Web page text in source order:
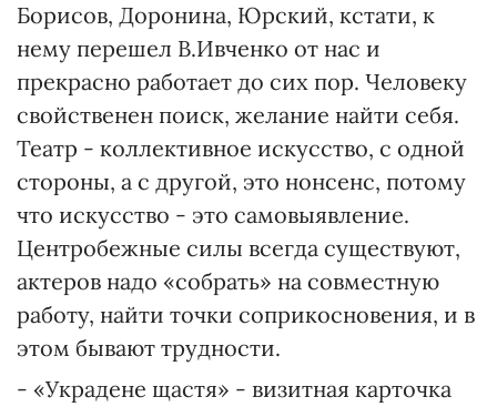
Борисов, Доронина, Юрский, кстати, к
нему перешел В.Ивченко от нас и
прекрасно работает до сих пор. Человеку
свойственен поиск, желание найти себя.
Театр - коллективное искусство, с одной
стороны, а с другой, это нонсенс, потому
что искусство - это самовыявление.
Центробежные силы всегда существуют,
актеров надо «собрать» на совместную
работу, найти точки соприкосновения, и в
этом бывают трудности.
- «Украдене щастя» - визитная карточка